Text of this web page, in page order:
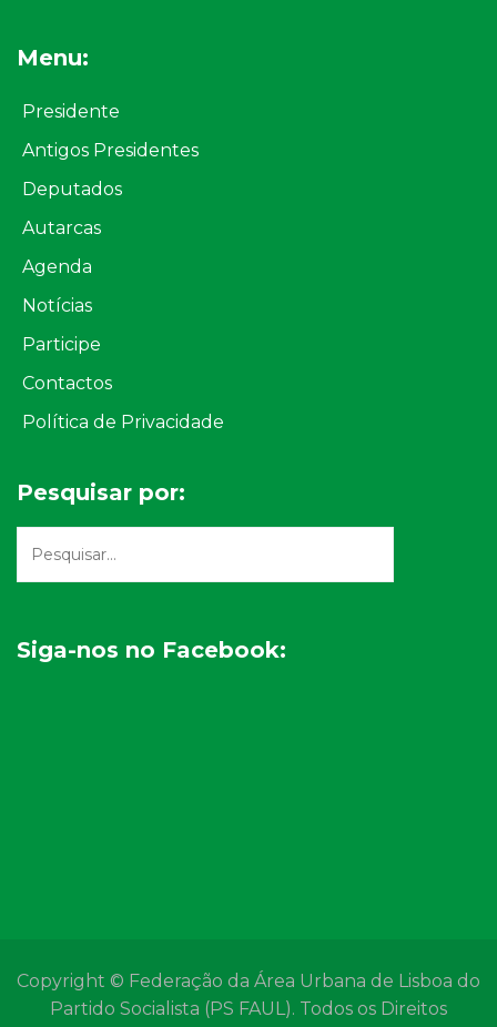
Menu:
Presidente
Antigos Presidentes
Deputados
Autarcas
Agenda
Notícias
Participe
Contactos
Política de Privacidade
Pesquisar por:
Siga-nos no Facebook:
Copyright © Federação da Área Urbana de Lisboa do
Partido Socialista (PS FAUL). Todos os Direitos